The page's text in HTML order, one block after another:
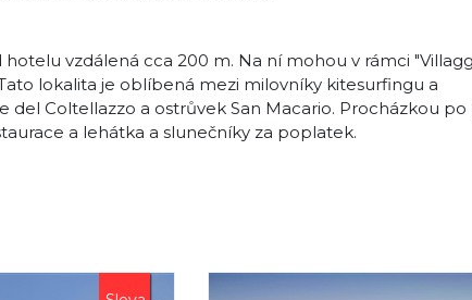
vzdálená cca 200 m. Na ní mohou v rámci
lokalita je oblíbená mezi milovníky kitesurfingu a
Coltellazzo a ostrůvek San Macario. Procházkou po
a lehátka a slunečníky za poplatek.